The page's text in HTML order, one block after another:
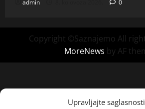
Upravljajte
admin 0
Copyright ©Saznajemo All
MoreNews by AF